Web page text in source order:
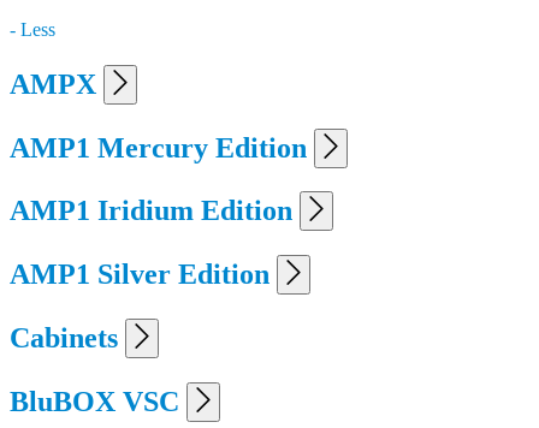
- Less
AMPX
AMP1 Mercury Edition
AMP1 Iridium Edition
AMP1 Silver Edition
Cabinets
BluBOX VSC